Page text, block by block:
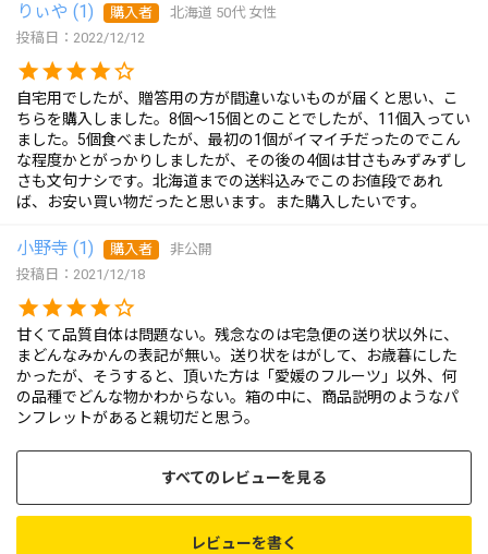
りぃや 1 購入者 北海道 50代 女性
投稿日
2022/12/12
自宅用でしたが、贈答用の方が間違いないものが届くと思い、こ
ちらを購入しました。8個～15個とのことでしたが、11個入ってい
ました。5個食べましたが、最初の1個がイマイチだったのでこん
な程度かとがっかりしましたが、その後の4個は甘さもみずみずし
さも文句ナシです。北海道までの送料込みでこのお値段であれ
ば、お安い買い物だったと思います。また購入したいです。
小野寺 1 購入者
非公開
投稿日
2021/12/18
甘くて品質自体は問題ない。残念なのは宅急便の送り状以外に、
まどんなみかんの表記が無い。送り状をはがして、お歳暮にした
かったが、そうすると、頂いた方は「愛媛のフルーツ」以外、何
の品種でどんな物かわからない。箱の中に、商品説明のようなパ
ンフレットがあると親切だと思う。
すべてのレビューを見る
レビューを書く